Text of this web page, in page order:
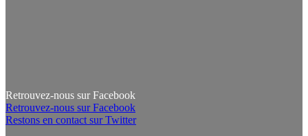
Retrouvez-nous sur Facebook
Retrouvez-nous sur Facebook
Restons en contact sur Twitter